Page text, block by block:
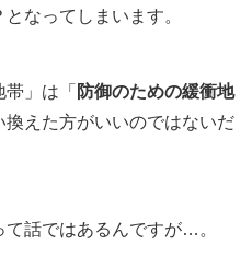
なってしまいます。
」は「 防御のための緩衝地
換えた方がいいのではないだ
話ではあるんですが…。